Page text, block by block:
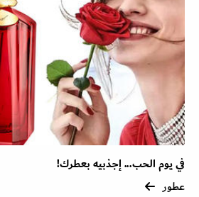
في يوم الحب... إجذبيه بعطرك!
عطور